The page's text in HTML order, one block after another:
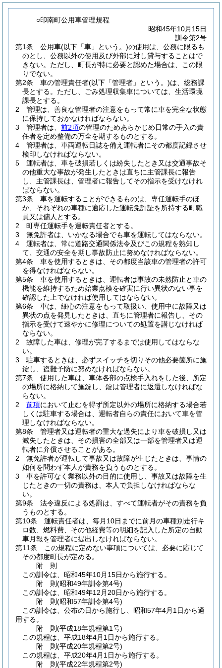
○印南町公用車管理規程
昭和45年10月15日
訓令第2号
第1条
公用車(以下「車」という。)の使用は、公務に限るも
のとし、公務以外の使用及び外部に対し貸与することはで
きない。 ただし、町長が特に必要と認めた場合は、この限
りでない。
第2条
車の管理責任者(以下「管理者」という。)は、総務課
長とする。 ただし、ごみ処理収集車については、生活環境
課長とする。
2
管理は、善良な管理者の注意をもって常に車を完全な状態
に保持しておかなければならない。
3
管理者は、 前2項の管理のためあらかじめ日常の手入の責
任者を定め整備の万全を期するものとする。
4
管理者は、車両運転日誌を備え運転者にその都度記録させ
検印しなければならない。
5
運転者は、車を破損若しくは紛失したとき又は交通事故そ
の他重大な事故が発生したときは直ちに主管課長に報告
し、主管課長は、管理者に報告してその指示を受けなけれ
ばならない。
第3条
車を運転することができるものは、専任運転手のほ
か、それぞれの車種に適応した運転免許証を所持する町職
員又は傭人とする。
2
町専任運転手を運転責任者とする。
3
無免許者は、いかなる場合でも車を運転してはならない。
4
運転者は、常に道路交通関係法令及びこの規程を熟知し
て、交通の安全を期し事故防止に努めなければならない。
第4条
車を使用するときは、その都度当該車の管理者の許可
を得なければならない。
第5条
車を使用するときは、運転者は事故の未然防止と車の
機能を維持するため始業点検を確実に行い異状のない事を
確認した上でなければ使用してはならない。
第6条
車は、細心の注意をもって取扱い、使用中に故障又は
異状の点を発見したときは、直ちに管理者に報告し、その
指示を受けて速やかに修理についての処置を講じなければ
ならない。
2
故障した車は、修理が完了するまでは使用してはならな
い。
3
駐車するときは、必ずスイッチを切りその他必要箇所に施
錠し、盗難予防に努めなければならない。
第7条
使用した車は、車体各部の点検手入れをした後、所定
の場所に格納して施錠し、錠は管理者に返還しなければな
らない。
2
前項において止むを得ず所定以外の場所に格納する場合若
しくは駐車する場合は、運転者自らの責任において車を管
理しなければならない。
第8条
管理者又は運転者の重大な過失により車を破損し又は
滅失したときは、その損害の全部又は一部を管理者又は運
転者に弁償させることがある。
2
無免許者が運転して事故又は故障が生じたときは、事情の
如何を問わず本人が責務を負うものとする。
3
車を許可なく業務以外の目的に使用し、事故又は故障を生
じたときの一切の責務は、本人で負担しなければならな
い。
第9条
法令違反による処罰は、すべて運転者がその責務を負
うものとする。
第10条
運転責任者は、毎月10日までに前月の車種別走行キ
ロ数、燃料費、その他経費等の明細を記入した所定の自動
車月報を管理者に提出しなければならない。
第11条
この規程に定めない事項については、必要に応じて
その都度町長が定める。
附 則
この訓令は、昭和45年10月15日から施行する。
附 則(昭和49年訓令第4号)
この訓令は、昭和49年12月20日から施行する。
附 則(昭和57年訓令第4号)
この訓令は、公布の日から施行し、昭和57年4月1日から適
用する。
附 則(平成18年規程第1号)
この規程は、平成18年4月1日から施行する。
附 則(平成20年規程第2号)
この規程は、平成20年4月1日から施行する。
附 則(平成22年規程第2号)